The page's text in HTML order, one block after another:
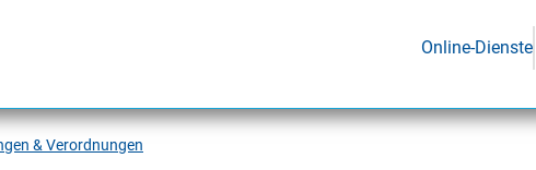
Online-Dienste
& Verordnungen